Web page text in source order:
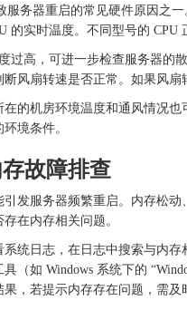
服务器重启的常见硬件原因之
的实时温度。不同型号的
过高，可进一步检查服务器的
风扇转速是否正常。如果风
在的机房环境温度和通风情况也
境条件。
存故障排查
引发服务器频繁重启。内存松
在内存相关问题。
系统日志，在日志中搜索与内存
（如 Windows 系统下的
果，若提示内存存在问题，需